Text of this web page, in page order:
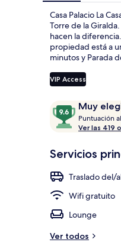
Casa Palacio La
Torre de la
hacen la
propiedad está a
minutos y Parada
VIP Access
Opiniones
Muy
9.6
de
10,
elegida
Puntuación
Ver las 419
Servicios
Traslado del/
Wifi gratuito
Lounge
Ver todos